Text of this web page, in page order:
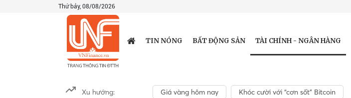
Thứ bảy, 08/08/2026
TIN NÓNG BẤT ĐỘNG SẢN TÀI CHÍNH - NGÂN HÀNG
Xu hướng: Giá vàng hôm nay Khóc cười với “cơn sốt” Bitcoin